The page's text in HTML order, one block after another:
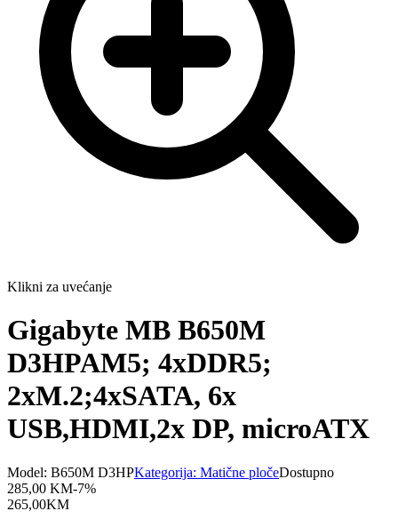
Klikni za uvećanje
Gigabyte MB B650M
D3HPAM5; 4xDDR5;
2xM.2;4xSATA, 6x
USB,HDMI,2x DP, microATX
Model: B650M D3HPKategorija: Matične pločeDostupno
285,00 KM-7%
265,00KM